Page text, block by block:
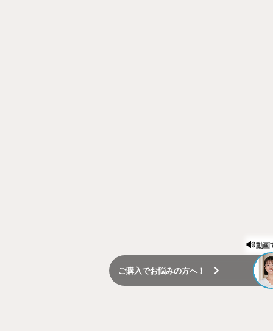
動画
ご購入でお悩みの方へ！